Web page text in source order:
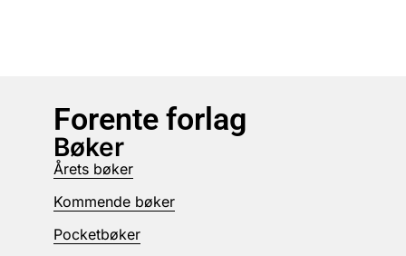
Forente forlag
Bøker
Årets bøker
Kommende bøker
Pocketbøker